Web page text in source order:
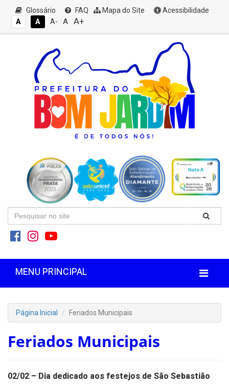
Glossário FAQ Mapa do Site
Acessibilidade
A
A A- A A+
MENU PRINCIPAL
Página Inicial Feriados Municipais
Feriados Municipais
02/02 – Dia dedicado aos festejos de São Sebastião